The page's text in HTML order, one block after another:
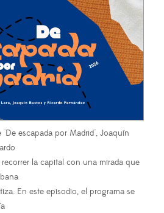
escapada por Madrid", Joaquín
la capital con una mirada que
En este episodio, el programa se